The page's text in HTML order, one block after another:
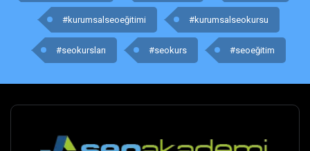
#kurumsalseoeğitimi #kurumsalseokursu
#seokursları #seokurs #seoeğitim